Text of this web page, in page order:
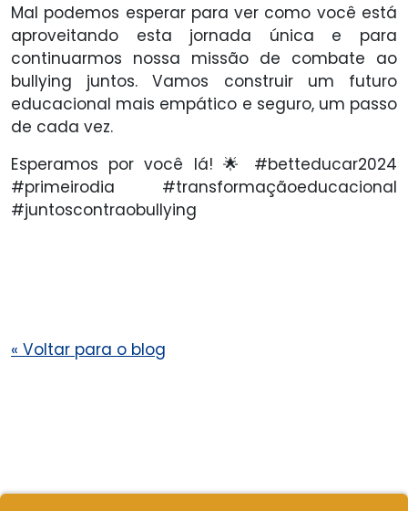
Mal podemos esperar para ver como você está
aproveitando esta jornada única e para
continuarmos nossa missão de combate ao
bullying juntos. Vamos construir um futuro
educacional mais empático e seguro, um passo
de cada vez.
Esperamos por você lá! 🌟 #betteducar2024
#primeirodia #transformaçãoeducacional
#juntoscontraobullying
« Voltar para o blog